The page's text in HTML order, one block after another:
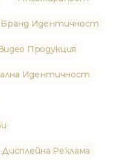
Бранд Идентичност
Продукция
Идентичност
Дисплейна Реклама